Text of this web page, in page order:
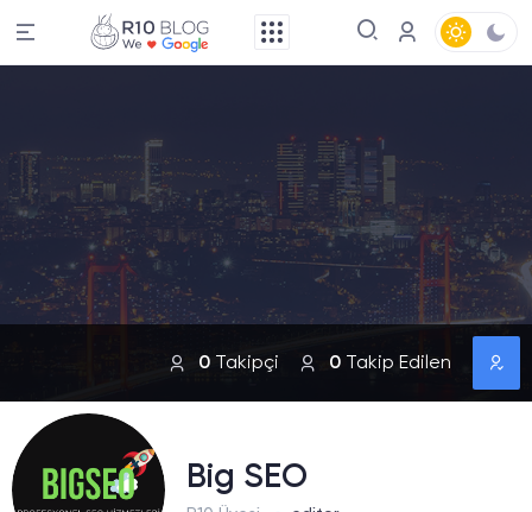
0 Takipçi 0 Takip Edilen
Big SEO